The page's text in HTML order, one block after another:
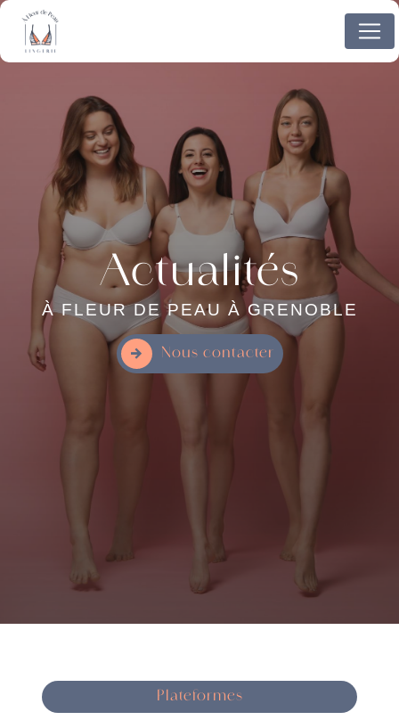
Actualités
À FLEUR DE PEAU À GRENOBLE
Nous contacter
Plateformes
Panneau de gestion des cookies